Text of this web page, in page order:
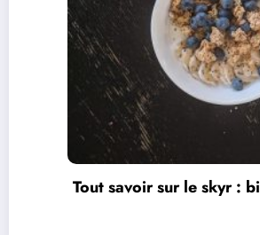
: bienfaits et recettes